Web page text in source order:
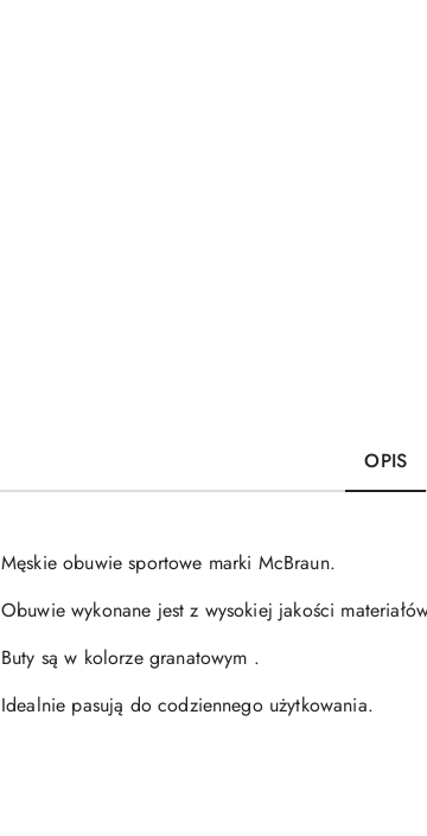
OPIS
Męskie obuwie sportowe marki McBraun.
Obuwie wykonane jest z wysokiej jakości
Buty są w kolorze granatowym .
Idealnie pasują do codziennego użytkowania.